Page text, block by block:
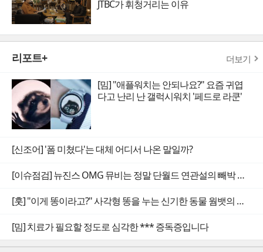
JTBC가 휘청거리는 이유
리포트+ 더보기
[밈] "애플워치는 안되나요?" 요즘 귀엽
다고 난리 난 갤럭시워치 '페드로 라쿤'
[신조어] '폼 미쳤다'는 대체 어디서 나온 말일까?
[이슈점검] 뉴진스 OMG 뮤비는 정말 단월드 연관설의 빼박 증거일까
[훗] "이게 똥이라고?" 사각형 똥을 누는 신기한 동물 웜뱃의 비밀
[밈] 치료가 필요할 정도로 심각한 *** 증독증입니다